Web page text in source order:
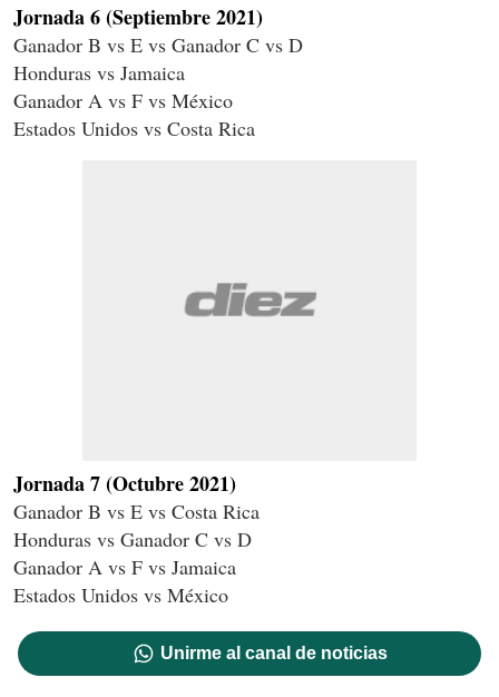
Jornada 6 (Septiembre 2021)
Ganador B vs E vs Ganador C vs D
Honduras vs Jamaica
Ganador A vs F vs México
Estados Unidos vs Costa Rica
Jornada 7 (Octubre 2021)
Ganador B vs E vs Costa Rica
Honduras vs Ganador C vs D
Ganador A vs F vs Jamaica
Estados Unidos vs México
Unirme al canal de noticias